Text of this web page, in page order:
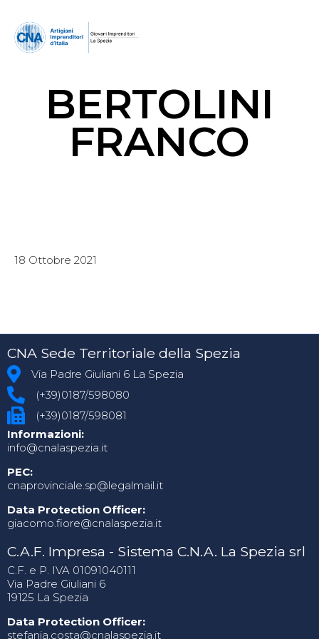
BERTOLINI
FRANCO
18 Ottobre 2021
CNA Sede Territoriale della Spezia
Via Padre Giuliani 6 La Spezia
(+39)0187/598080
(+39)0187/598081
Informazioni:
info@cnalaspezia.it
PEC:
cnaprovinciale.sp@legalmail.it
Data Protection Officer:
giacomo.fiore@cnalaspezia.it
C.A.F. Impresa - Sistema C.N.A. La Spezia srl
C.F. e P. IVA 01091040111
Via Padre Giuliani 6
19125 La Spezia
Data Protection Officer:
stefania.costa@cnalaspezia.it